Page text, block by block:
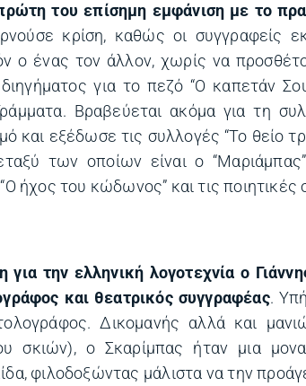
του επίσημη εμφάνιση με το
κρίση, καθώς οι συγγραφείς
ο ένας τον άλλον, χωρίς να
για το πεζό “Ο καπετάν
Βραβεύεται ακόμα για τη
και εξέδωσε τις συλλογές “Το θείο
των οποίων είναι ο
ήχος του κώδωνος” και τις
την ελληνική λογοτεχνία ο
και θεατρικός συγγραφέας.
Δικομανής αλλά και
σκιών), ο Σκαρίμπας ήταν μια
φιλοδοξώντας μάλιστα να την